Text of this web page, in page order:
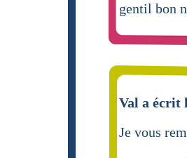
gentil bon
Val a écrit
Je vous